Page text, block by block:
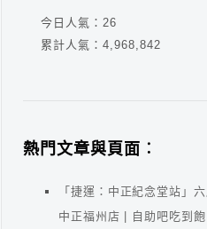
今日人氣： 26
累計人氣： 4,968,842
熱門文章與頁面︰
「捷運：中正紀念堂站」
中正福州店 | 自助吧吃到飽